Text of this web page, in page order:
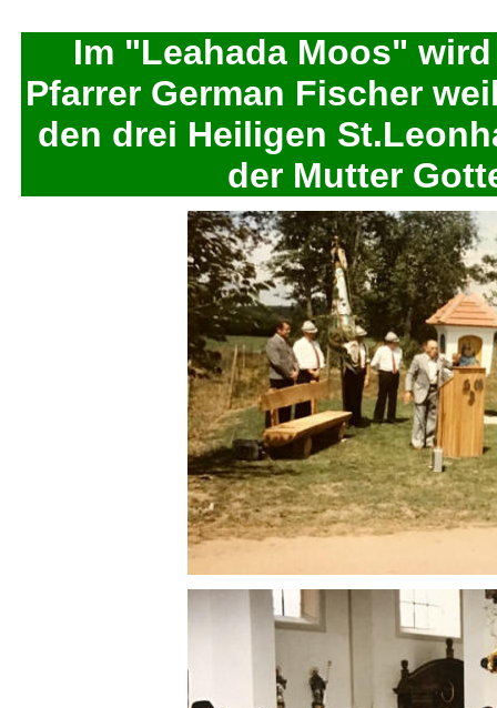
Im "Leahada Moos"
Pfarrer German Fischer
den drei Heiligen
der Mutter